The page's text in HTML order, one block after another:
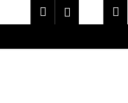
Hledat